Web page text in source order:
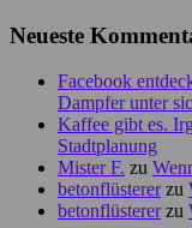
Neueste
Facebook
Dampfer unter
Kaffee gibt es.
Stadtplanung
Mister F. zu
betonflüstererzu
betonflüstererzu